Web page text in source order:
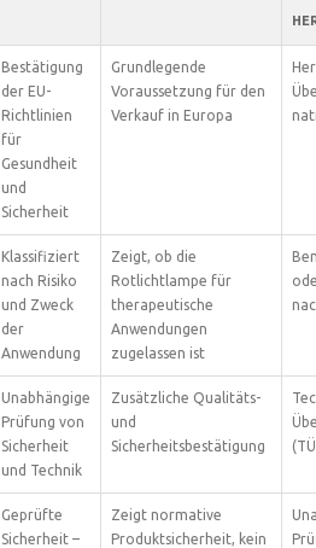
Bestätigung
der EU-
Richtlinien
für
Gesundheit
und
Sicherheit
Grundlegende
Voraussetzung für den
Verkauf in Europa
Klassifiziert
nach Risiko
und Zweck
der
Anwendung
Zeigt, ob die
Rotlichtlampe für
therapeutische
Anwendungen
zugelassen ist
Unabhängige
Prüfung von
Sicherheit
und Technik
Zusätzliche Qualitäts-
und
Sicherheitsbestätigung
Geprüfte
Sicherheit –
Zeigt normative
Produktsicherheit, kein